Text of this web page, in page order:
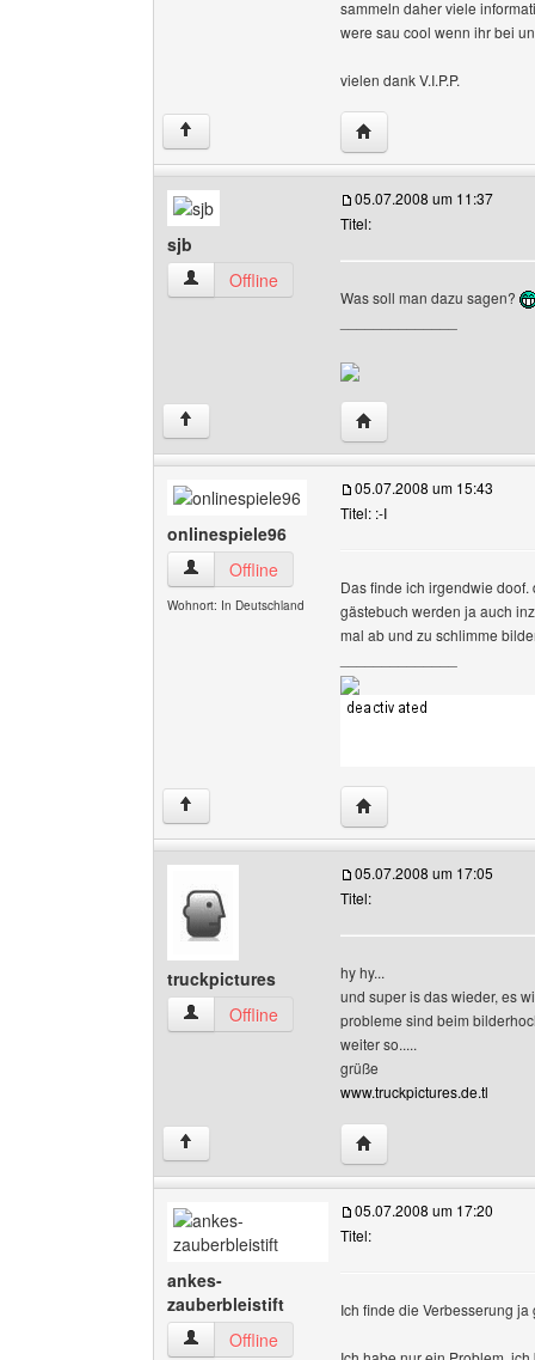
sammeln daher viele
were sau cool wenn ihr bei
vielen dank V.I.P.P.
↑ Website dieses
sjb
sjb Benutzer-Profile anzeigen
Offline
05.07.2008 um 11:37
Titel:
Was soll man dazu sagen?
↑ Website dieses
onlinespiele96
onlinespiele96 Benutzer-Profile anzeigen
Offline
Wohnort: In Deutschland
05.07.2008 um 15:43
Titel: :-I
Das finde ich irgendwie
gästebuch werden ja auch
mal ab und zu schlimme
↑ Website dieses
truckpictures
truckpictures Benutzer-Profile anzeigen
Offline
05.07.2008 um 17:05
Titel:
hy hy...
und super is das wieder, es
probleme sind beim
weiter so.....
grüße
www.truckpictures.de.tl
↑ Website dieses
ankes-
zauberbleistift
ankes-zauberbleistift Benutzer-Profile
Offline
05.07.2008 um 17:20
Titel:
Ich finde die Verbesserung ja